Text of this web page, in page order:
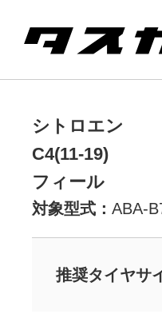
シトロエン
C4(11-19)
フィール
対象型式： ABA-
推奨タイヤサ